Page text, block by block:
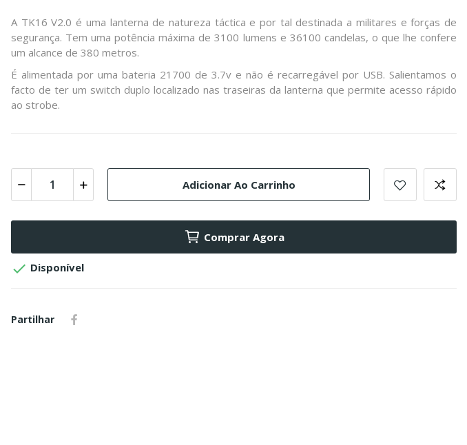
A TK16 V2.0 é uma lanterna de natureza táctica e por tal destinada a militares e forças de
segurança. Tem uma potência máxima de 3100 lumens e 36100 candelas, o que lhe confere
um alcance de 380 metros.
É alimentada por uma bateria 21700 de 3.7v e não é recarregável por USB. Salientamos o
facto de ter um switch duplo localizado nas traseiras da lanterna que permite acesso rápido
ao strobe.
Adicionar Ao Carrinho
Comprar Agora
 Disponível
Partilhar